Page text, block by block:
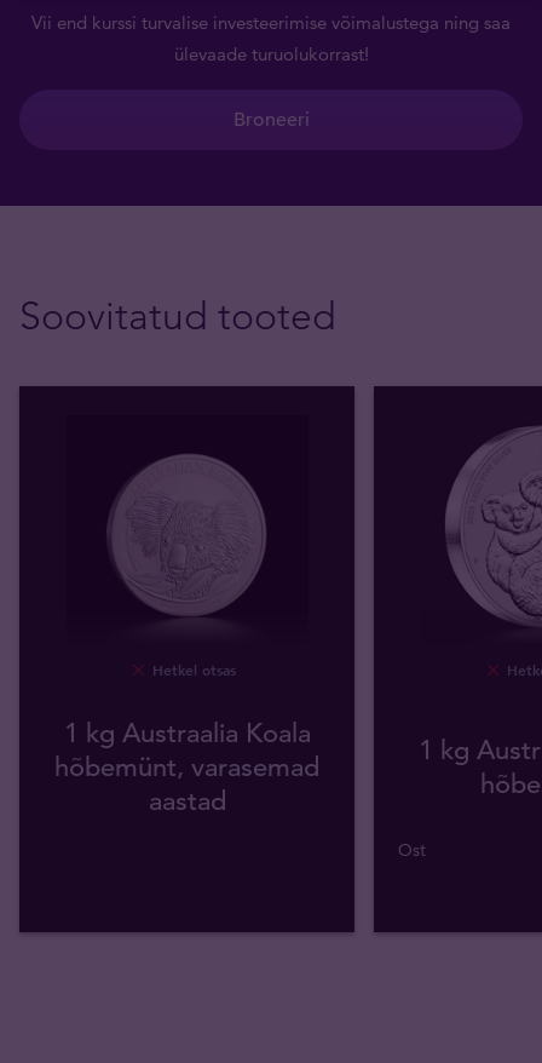
Vii end kurssi turvalise investeerimise võimalustega ning saa
ülevaade turuolukorrast!
Broneeri
Soovitatud tooted
Hetkel otsas
1 kg Austraalia Koala
hõbemünt, varasemad
aastad
1 kg
Ost